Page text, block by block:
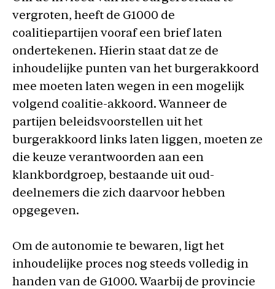
vergroten, heeft de G1000 de
coalitiepartijen vooraf een brief laten
ondertekenen. Hierin staat dat ze de
inhoudelijke punten van het burgerakkoord
mee moeten laten wegen in een mogelijk
volgend coalitie-akkoord. Wanneer de
partijen beleidsvoorstellen uit het
burgerakkoord links laten liggen, moeten ze
die keuze verantwoorden aan een
klankbordgroep, bestaande uit oud-
deelnemers die zich daarvoor hebben
opgegeven.
Om de autonomie te bewaren, ligt het
inhoudelijke proces nog steeds volledig in
handen van de G1000. Waarbij de provincie